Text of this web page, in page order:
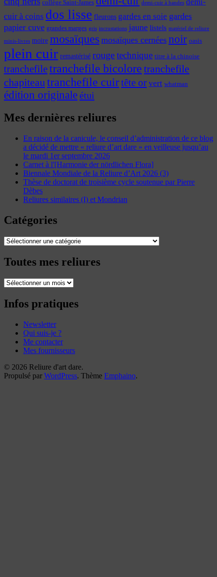
collège Saint-James demi-cuir à bandes
cuir à coins dos lisse fleurons gardes en soie gardes
papier cuve grandes marges gris incrustations jaune listels matériel de reliure
minis-livres moire mosaïques mosaïques cernées noir oasis
plein cuir remastérisé rougetechnique titre à la chinoise
tranchefiletranchefile bicolore tranchefile
chapiteautranchefile cuirtête or vert whatman
édition originaleétui
Mes dernières reliures
En raison de la canicule, le conseil d’administration de ce blog
a décidé de mettre « reliure d’art dare » en veilleuse jusqu’au
le mardi 1er septembre 2026
Carnet à l'[Harmonie der nördlichen Flora]
Biennale Mondiale de la Reliure d’Art 2026 (3)
Thèse de doctorat de troisième cycle soutenue par Pierre
Dèbes
Reliures similaires (I) et Mondrian
Catégories
Catégories
Toutes mes reliures
Toutes
reliures
Infos pratiques
Newsletter
Qui suis-je ?
Me contacter
Mes fournisseurs
© 2026 Reliure d'art dare.
Propulsé par WordPress. Thème Emphaino.